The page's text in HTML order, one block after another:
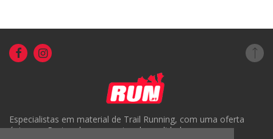
Especialistas em material de Trail Running, com uma oferta
única em Portugal e um serviço de qualidade.